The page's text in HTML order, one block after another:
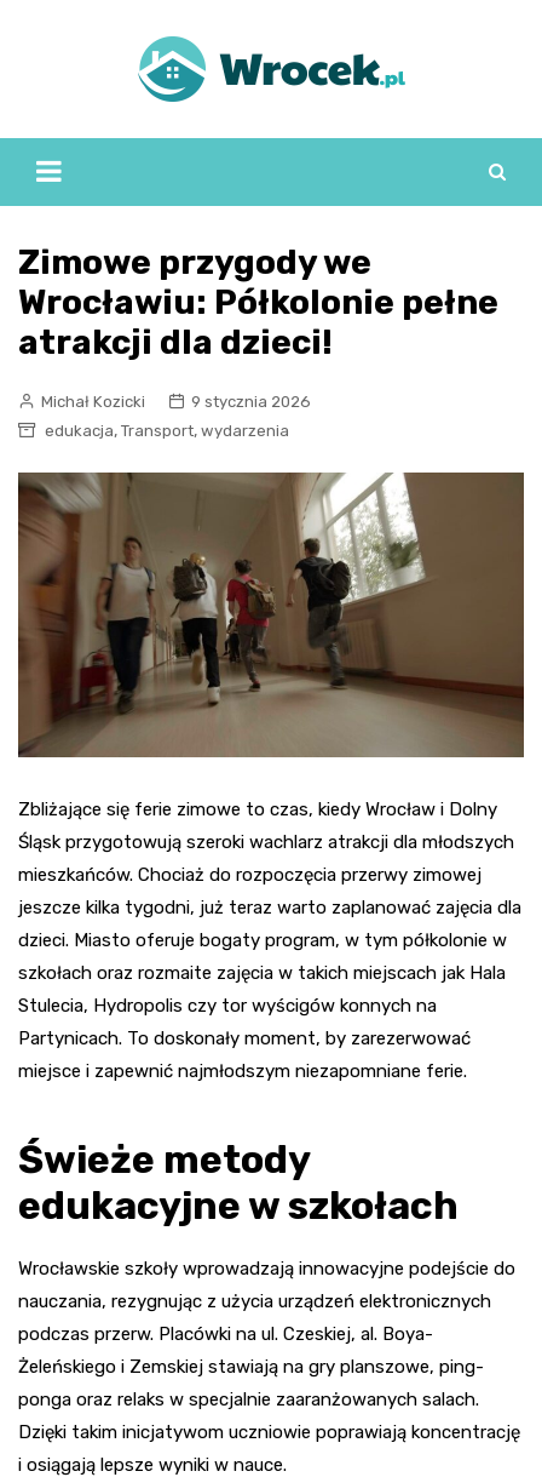
Zimowe przygody we
Wrocławiu: Półkolonie pełne
atrakcji dla dzieci!
Michał Kozicki
9 stycznia 2026
edukacja, Transport, wydarzenia
Zbliżające się ferie zimowe to czas, kiedy Wrocław i Dolny
Śląsk przygotowują szeroki wachlarz atrakcji dla młodszych
mieszkańców. Chociaż do rozpoczęcia przerwy zimowej
jeszcze kilka tygodni, już teraz warto zaplanować zajęcia dla
dzieci. Miasto oferuje bogaty program, w tym półkolonie w
szkołach oraz rozmaite zajęcia w takich miejscach jak Hala
Stulecia, Hydropolis czy tor wyścigów konnych na
Partynicach. To doskonały moment, by zarezerwować
miejsce i zapewnić najmłodszym niezapomniane ferie.
Świeże metody
edukacyjne w szkołach
Wrocławskie szkoły wprowadzają innowacyjne podejście do
nauczania, rezygnując z użycia urządzeń elektronicznych
podczas przerw. Placówki na ul. Czeskiej, al. Boya-
Żeleńskiego i Zemskiej stawiają na gry planszowe, ping-
ponga oraz relaks w specjalnie zaaranżowanych salach.
Dzięki takim inicjatywom uczniowie poprawiają koncentrację
i osiągają lepsze wyniki w nauce.